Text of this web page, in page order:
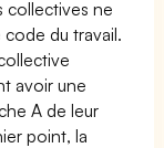
collectives ne
du travail.
avoir une
A de leur
point, la